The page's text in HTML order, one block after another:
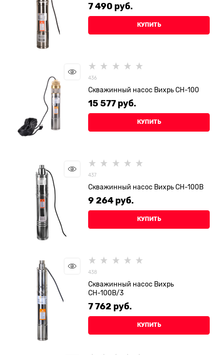
7 490 руб.
КУПИТЬ
436
Скважинный насос Вихрь СН-100
15 577 руб.
КУПИТЬ
437
Скважинный насос Вихрь СН-100В
9 264 руб.
КУПИТЬ
438
Скважинный насос Вихрь
СН-100В/3
7 762 руб.
КУПИТЬ